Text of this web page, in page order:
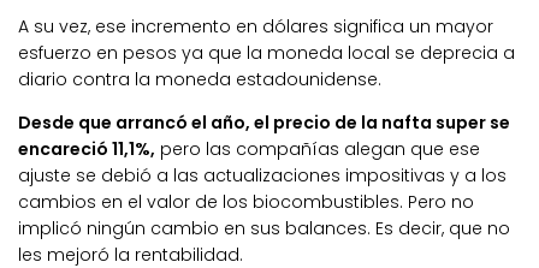
A su vez, ese incremento en dólares significa un mayor
esfuerzo en pesos ya que la moneda local se deprecia a
diario contra la moneda estadounidense.
Desde que arrancó el año, el precio de la nafta super se
encareció 11,1%, pero las compañías alegan que ese
ajuste se debió a las actualizaciones impositivas y a los
cambios en el valor de los biocombustibles. Pero no
implicó ningún cambio en sus balances. Es decir, que no
les mejoró la rentabilidad.